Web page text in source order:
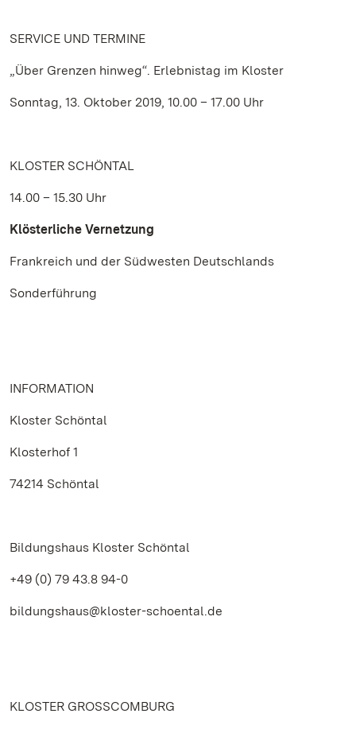
SERVICE UND TERMINE
„Über Grenzen hinweg“. Erlebnistag im Kloster
Sonntag, 13. Oktober 2019, 10.00 – 17.00 Uhr
KLOSTER SCHÖNTAL
14.00 – 15.30 Uhr
Klösterliche Vernetzung
Frankreich und der Südwesten Deutschlands
Sonderführung
INFORMATION
Kloster Schöntal
Klosterhof 1
74214 Schöntal
Bildungshaus Kloster Schöntal
+49 (0) 79 43.8 94-0
bildungshaus@kloster-schoental.de
KLOSTER GROSSCOMBURG